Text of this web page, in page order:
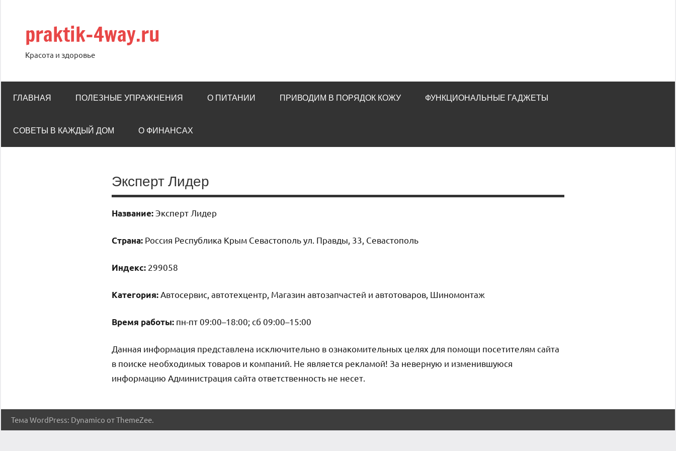
содержимому
praktik-4way.ru
Красота и здоровье
ГЛАВНАЯ ПОЛЕЗНЫЕ УПРАЖНЕНИЯ О ПИТАНИИ ПРИВОДИМ В ПОРЯДОК КОЖУ ФУНКЦИОНАЛЬНЫЕ ГАДЖЕТЫ
СОВЕТЫ В КАЖДЫЙ ДОМ О ФИНАНСАХ
Эксперт Лидер
Название:Эксперт Лидер
Страна: Россия Республика Крым Севастополь ул. Правды, 33, Севастополь
Индекс: 299058
Категория: Автосервис, автотехцентр, Магазин автозапчастей и автотоваров, Шиномонтаж
Время работы: пн-пт 09:00–18:00; сб 09:00–15:00
Данная информация представлена исключительно в ознакомительных целях для помощи посетителям сайта
в поиске необходимых товаров и компаний. Не является рекламой! За неверную и изменившуюся
информацию Администрация сайта ответственность не несет.
Тема WordPress: Dynamico от ThemeZee.